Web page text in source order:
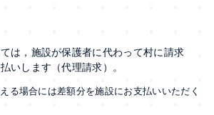
は，施設が保護者に代わって村に請求
いします（代理請求）。
る場合には差額分を施設にお支払いいただく